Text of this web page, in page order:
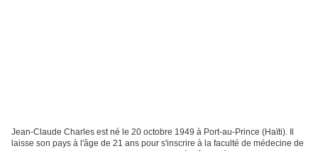
Jean-Claude Charles est né le 20 octobre 1949 à Port-au-Prince (Haïti). Il
laisse son pays à l'âge de 21 ans pour s'inscrire à la faculté de médecine de